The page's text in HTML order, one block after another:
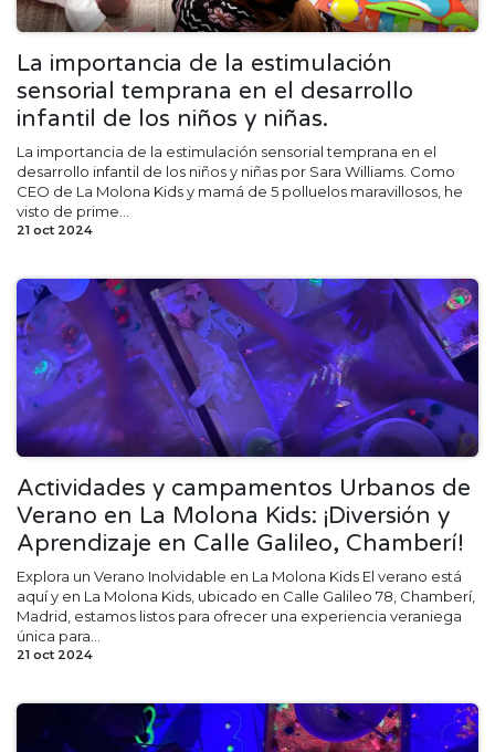
La importancia de la estimulación
sensorial temprana en el desarrollo
infantil de los niños y niñas.
​La importancia de la estimulación sensorial temprana en el
desarrollo infantil de los niños y niñas por Sara Williams. Como
CEO de La Molona Kids y mamá de 5 polluelos maravillosos, he
visto de prime...
21 oct 2024
Actividades y campamentos Urbanos de
Verano en La Molona Kids: ¡Diversión y
Aprendizaje en Calle Galileo, Chamberí!
Explora un Verano Inolvidable en La Molona Kids El verano está
aquí y en La Molona Kids, ubicado en Calle Galileo 78, Chamberí,
Madrid, estamos listos para ofrecer una experiencia veraniega
única para...
21 oct 2024